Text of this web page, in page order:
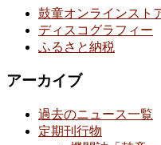
鼓童オンラインスト
ディスコグラフィー
ふるさと納税
アーカイブ
過去のニュース一覧
定期刊行物